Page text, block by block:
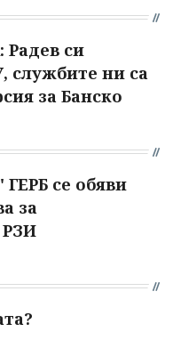
си
службите ни са
за Банско
се обяви
за
РЗИ